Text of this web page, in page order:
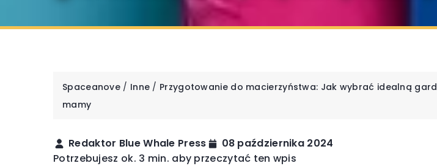
Spaceanove / Inne / Przygotowanie do macierzyństwa: Jak wybrać idealną
mamy
Redaktor Blue Whale Press
08 października 2024
Potrzebujesz ok. 3 min. aby przeczytać ten wpis